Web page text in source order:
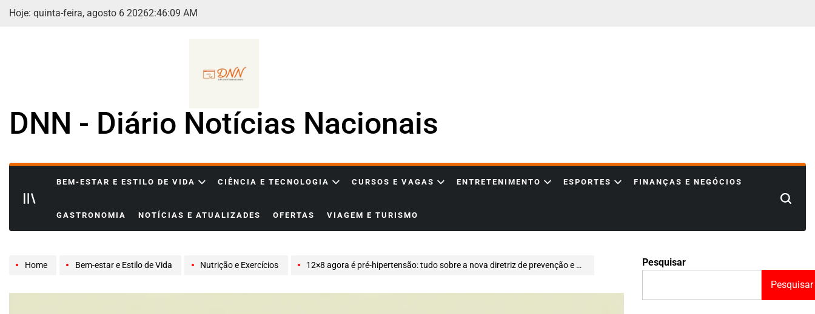
Skip
Hoje: quinta-feira, agosto 6 20262:46:10 AM
DNN - Diário Notícias Nacionais
BEM-ESTAR E ESTILO DE VIDA CIÊNCIA E TECNOLOGIA CURSOS E VAGAS ENTRETENIMENTO ESPORTES FINANÇAS E NEGÓCIOS
GASTRONOMIA NOTÍCIAS E ATUALIZADES OFERTAS VIAGEM E TURISMO
Search
Home Bem-estar e Estilo de Vida Nutrição e Exercícios 12×8 agora é pré-hipertensão: tudo sobre a nova diretriz de prevenção e tratamento da pressão arterial
Pesquisar
Pesquisar